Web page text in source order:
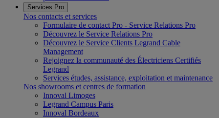
Services Pro
Nos contacts et services
Formulaire de contact Pro - Service Relations Pro
Découvrez le Service Relations Pro
Découvrez le Service Clients Legrand Cable
Management
Rejoignez la communauté des Électriciens Certifiés
Legrand
Services études, assistance, exploitation et maintenance
Nos showrooms et centres de formation
Innoval Limoges
Legrand Campus Paris
Innoval Bordeaux